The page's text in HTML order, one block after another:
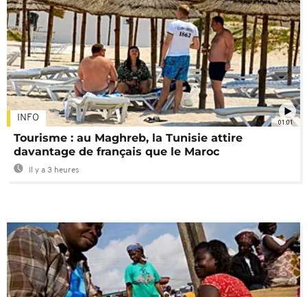
01:01
INFO
Tourisme : au Maghreb, la Tunisie attire
davantage de français que le Maroc
Il y a 3 heures